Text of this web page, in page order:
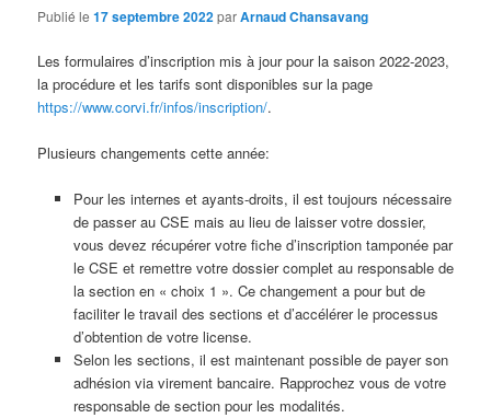
Publié le17 septembre 2022parArnaud Chansavang
Les formulaires d’inscription mis à jour pour la saison 2022-2023,
la procédure et les tarifs sont disponibles sur la page
https://www.corvi.fr/infos/inscription/.
Plusieurs changements cette année:
Pour les internes et ayants-droits, il est toujours nécessaire
de passer au CSE mais au lieu de laisser votre dossier,
vous devez récupérer votre fiche d’inscription tamponée par
le CSE et remettre votre dossier complet au responsable de
la section en « choix 1 ». Ce changement a pour but de
faciliter le travail des sections et d’accélérer le processus
d’obtention de votre license.
Selon les sections, il est maintenant possible de payer son
adhésion via virement bancaire. Rapprochez vous de votre
responsable de section pour les modalités.